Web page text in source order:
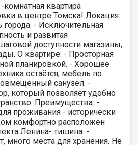
комнатная квартира
в центре Томска! Локация:
города. - Исключительная
и развитая
доступности магазины,
О квартире: - Просторная
планировкой. - Хорошее
остаётся, мебель по
санузел. -
который позволяет удобно
Преимущества: -
проживания - исторически
комфортно расположен
Ленина- тишина. -
много места для хранения. Не